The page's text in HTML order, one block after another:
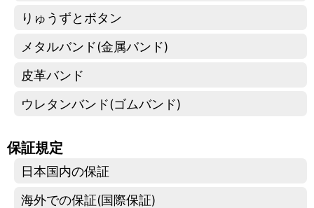
りゅうずとボタン
メタルバンド(金属バンド)
皮革バンド
ウレタンバンド(ゴムバンド)
保証規定
日本国内の保証
海外での保証(国際保証)